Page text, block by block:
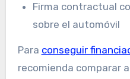
Firma contractual
sobre el automóvil
Para conseguir
recomienda comparar